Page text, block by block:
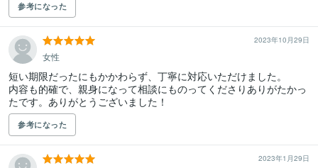
参考になった
2023年10月29日
女性
短い期限だったにもかかわらず、丁寧に対応いただけました。
内容も的確で、親身になって相談にものってくださりありがたかっ
たです。ありがとうございました！
参考になった
2023年1月29日